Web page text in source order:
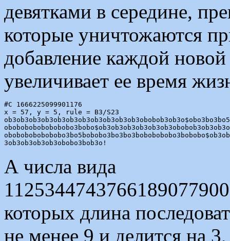
девятками в середине,
которые уничтожаются
добавление каждой новой
увеличивает ее время
#C 1666225099901176
x = 57, y = 5, rule = B3/S23
А числа вида
которых длина
не менее 9 и делится на